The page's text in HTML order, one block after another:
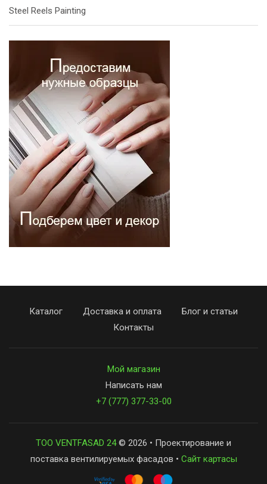
Steel Reels Painting
Каталог Доставка и оплата
Блог и статьи
Контакты
Мой магазин
Написать нам
+7 (777) 377-33-00
ТОО VENTFASAD 24© 2026 • Проектирование и
поставка вентилируемых фасадов • Сайт картасы